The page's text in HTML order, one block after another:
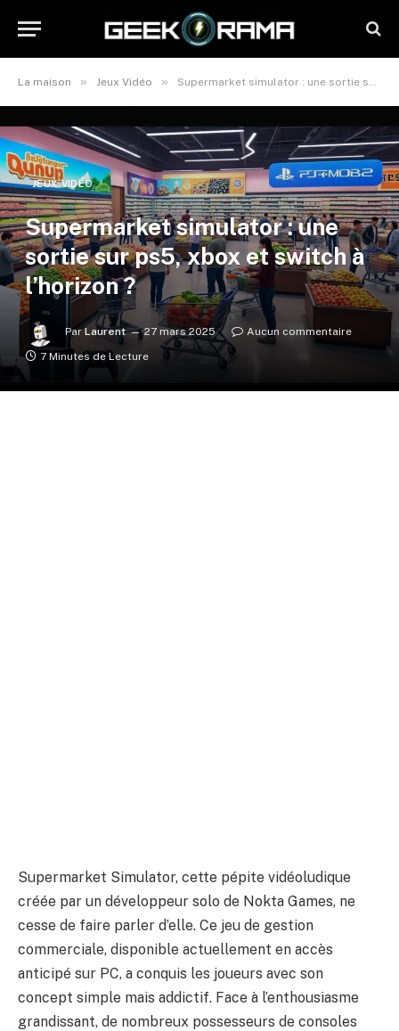
La maison » Jeux Vidéo » Supermarket simulator : une sortie sur ps5, xbox et switch à l’horizon ?
JEUX VIDÉO
Supermarket simulator : une
sortie sur ps5, xbox et switch à
l’horizon ?
Par Laurent 27 mars 2025
Aucun commentaire
7 Minutes de Lecture
Supermarket Simulator, cette pépite vidéoludique
créée par un développeur solo de Nokta Games, ne
cesse de faire parler d’elle. Ce jeu de gestion
commerciale, disponible actuellement en accès
anticipé sur PC, a conquis les joueurs avec son
concept simple mais addictif. Face à l’enthousiasme
grandissant, de nombreux possesseurs de consoles